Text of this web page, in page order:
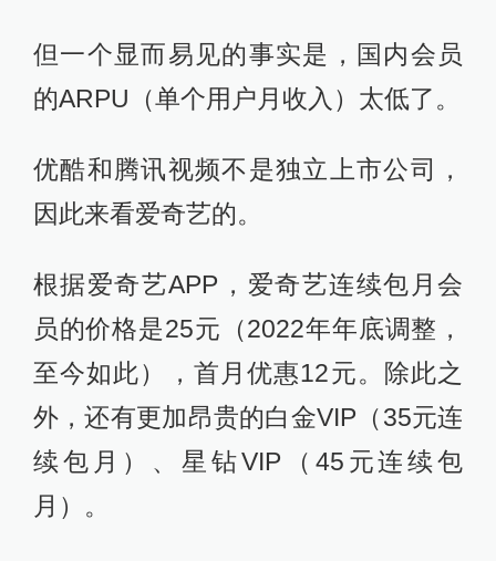
但一个显而易见的事实是，国内会员
的ARPU（单个用户月收入）太低了。
优酷和腾讯视频不是独立上市公司，
因此来看爱奇艺的。
根据爱奇艺APP，爱奇艺连续包月会
员的价格是25元（2022年年底调整，
至今如此），首月优惠12元。除此之
外，还有更加昂贵的白金VIP（35元连
续包月）、星钻VIP（45元连续包
月）。